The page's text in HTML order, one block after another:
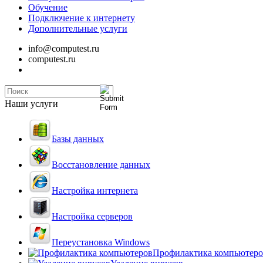
Обучение
Подключение к интернету
Дополнительные услуги
info@computest.ru
computest.ru
Наши услуги
Базы данных
Восстановление данных
Настройка интернета
Настройка серверов
Переустановка Windows
Профилактика